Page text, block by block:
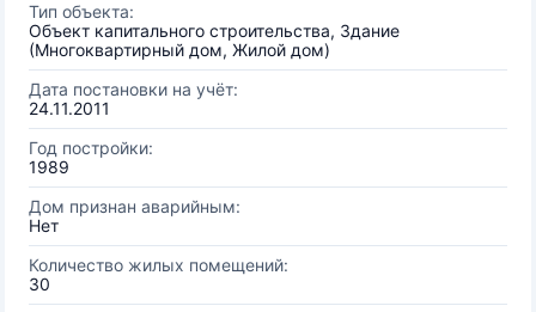
Тип объекта:
Объект капитального строительства, Здание
(Многоквартирный дом, Жилой дом)
Дата постановки на учёт:
24.11.2011
Год постройки:
1989
Дом признан аварийным:
Нет
Количество жилых помещений:
30